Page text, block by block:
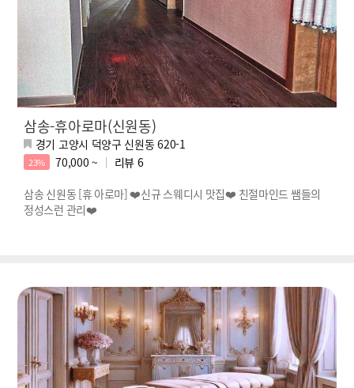
삼송-휴아로마(신원동)
경기 고양시 덕양구 신원동 620-1
23% 70,000 ~ 리뷰 6
삼송 신원동 [휴 아로마] ❤️신규 스웨디시 맛집❤️ 친절마인드 쌤들의
정성스런 관리❤️